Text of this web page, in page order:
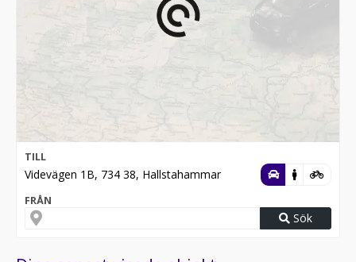
TILL
Videvägen 1B, 734 38, Hallstahammar
FRÅN
Sök